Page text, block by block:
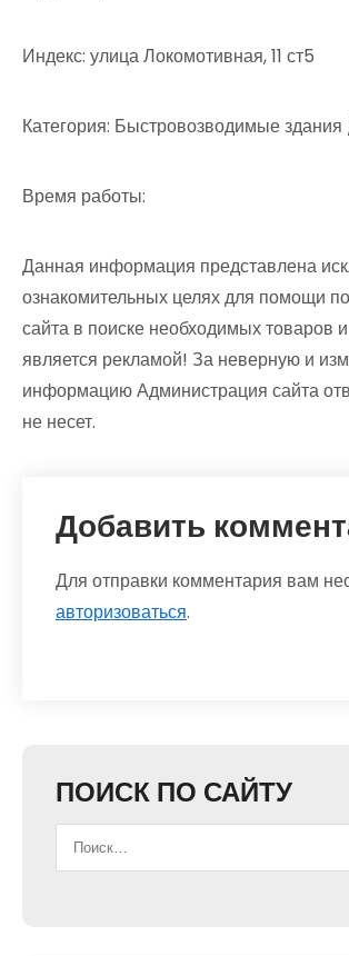
Индекс: улица Локомотивная, 11 ст5
Категория: Быстровозводимые
Время работы:
Данная информация представлена
ознакомительных целях для помощи
сайта в поиске необходимых товаров
является рекламой! За неверную и
информацию Администрация сайта
не несет.
Добавить
Для отправки комментария вам
авторизоваться.
ПОИСК ПО САЙТУ